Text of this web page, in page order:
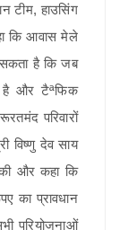
टीम, हाउसिंग
कि आवास मेले
है कि जब
और टैªफिक
परिवारों
विष्णु देव साय
और कहा कि
का प्रावधान
परियोजनाओं